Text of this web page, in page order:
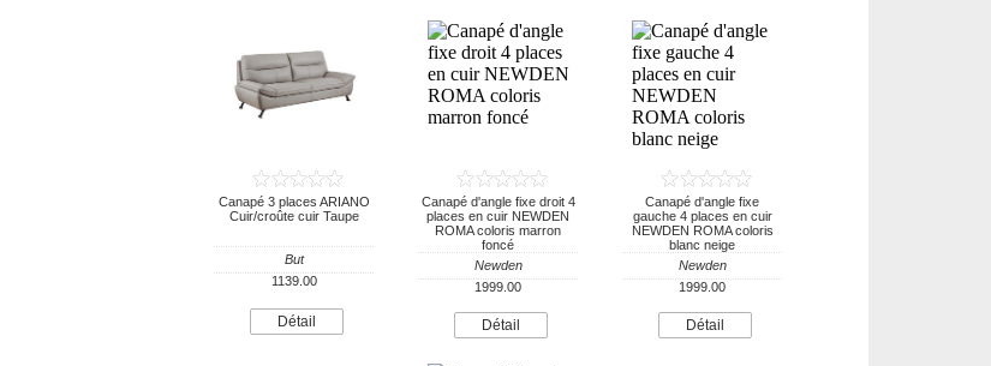
Canapé 3 places ARIANO
Cuir/croûte cuir Taupe
But
1139.00
Détail
Canapé d'angle fixe droit 4
places en cuir NEWDEN
ROMA coloris marron
foncé
Newden
1999.00
Détail
Canapé d'angle fixe
gauche 4 places en cuir
NEWDEN ROMA coloris
blanc neige
Newden
1999.00
Détail